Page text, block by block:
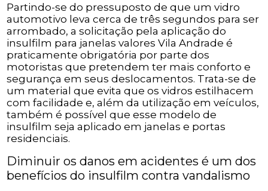
Partindo-se do pressuposto de que um vidro
automotivo leva cerca de três segundos para ser
arrombado, a solicitação pela aplicação do
insulfilm para janelas valores Vila Andrade é
praticamente obrigatória por parte dos
motoristas que pretendem ter mais conforto e
segurança em seus deslocamentos. Trata-se de
um material que evita que os vidros estilhacem
com facilidade e, além da utilização em veículos,
também é possível que esse modelo de
insulfilm seja aplicado em janelas e portas
residenciais.
Diminuir os danos em acidentes é um dos
benefícios do insulfilm contra vandalismo